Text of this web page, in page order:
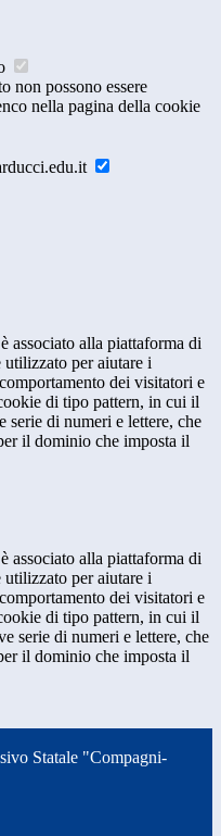
non possono essere
nella pagina della cookie
associato alla piattaforma di
per aiutare i
dei visitatori e
di tipo pattern, in cui il
serie di numeri e lettere, che
il dominio che imposta il
associato alla piattaforma di
per aiutare i
dei visitatori e
di tipo pattern, in cui il
serie di numeri e lettere, che
il dominio che imposta il
Statale "Compagni-